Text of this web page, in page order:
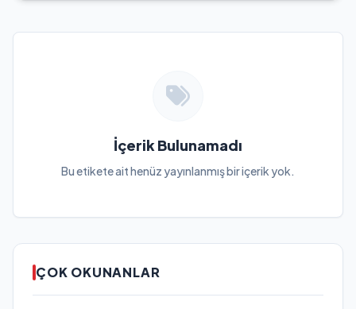
İçerik Bulunamadı
Bu etikete ait henüz yayınlanmış bir içerik yok.
ÇOK OKUNANLAR